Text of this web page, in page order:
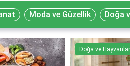
Moda ve Güzellik Doğa
Doğa ve Hayvanlar